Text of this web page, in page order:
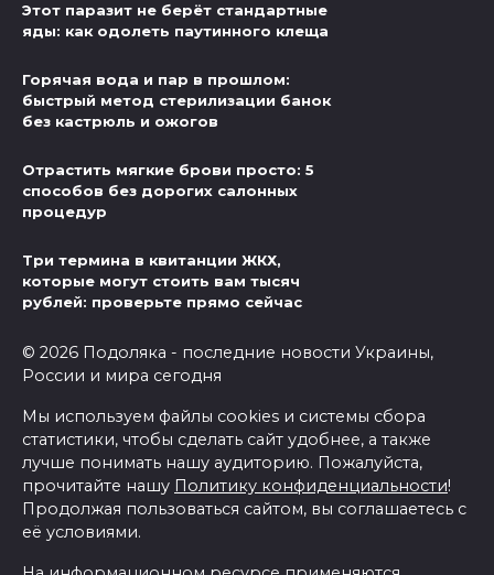
Этот паразит не берёт стандартные
яды: как одолеть паутинного клеща
Горячая вода и пар в прошлом:
быстрый метод стерилизации банок
без кастрюль и ожогов
Отрастить мягкие брови просто: 5
способов без дорогих салонных
процедур
Три термина в квитанции ЖКХ,
которые могут стоить вам тысяч
рублей: проверьте прямо сейчас
© 2026 Подоляка - последние новости Украины,
России и мира сегодня
Мы используем файлы cookies и системы сбора
статистики, чтобы сделать сайт удобнее, а также
лучше понимать нашу аудиторию. Пожалуйста,
прочитайте нашу Политику конфиденциальности!
Продолжая пользоваться сайтом, вы соглашаетесь с
её условиями.